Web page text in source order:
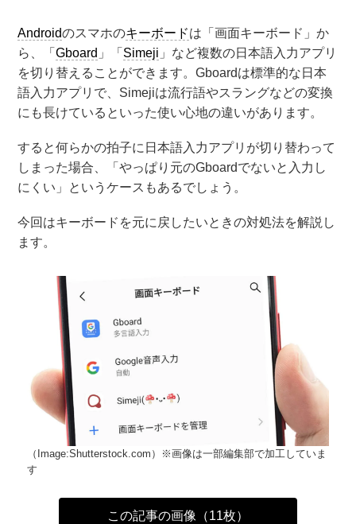
Androidのスマホのキーボードは「画面キーボード」か
ら、「Gboard 」「 Simeji 」など複数の日本語入力アプリ
を切り替えることができます。Gboardは標準的な日本
語入力アプリで、Simejiは流行語やスラングなどの変換
にも長けているといった使い心地の違いがあります。
すると何らかの拍子に日本語入力アプリが切り替わって
しまった場合、「やっぱり元のGboardでないと入力し
にくい」というケースもあるでしょう。
今回はキーボードを元に戻したいときの対処法を解説し
ます。
（Image:Shutterstock.com）※画像は一部編集部で加工していま
す
この記事の画像（11枚）